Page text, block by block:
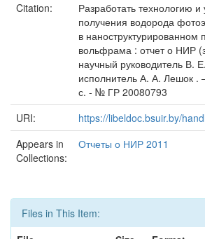
Citation:
Разработать технологию и
получения водорода
в наноструктурированном
вольфрама : отчет о НИР
научный руководитель В.
исполнитель А. А. Лешок .
с. - № ГР 20080793
URI:
https://libeldoc.bsuir.by/
Appears in
Collections:
Отчеты о НИР 2011
Files in This Item: